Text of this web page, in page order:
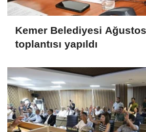
Kemer Belediyesi
toplantısı yapıldı